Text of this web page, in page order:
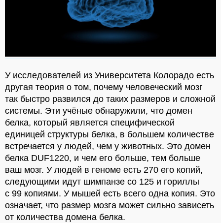
У исследователей из Университета Колорадо есть
другая теория о том, почему человеческий мозг
так быстро развился до таких размеров и сложной
системы. Эти учёные обнаружили, что домен
белка, который является специфической
единицей структуры белка, в большем количестве
встречается у людей, чем у животных. Это домен
белка DUF1220, и чем его больше, тем больше
ваш мозг. У людей в геноме есть 270 его копий,
следующими идут шимпанзе со 125 и гориллы
с 99 копиями. У мышей есть всего одна копия. Это
означает, что размер мозга может сильно зависеть
от количества домена белка.